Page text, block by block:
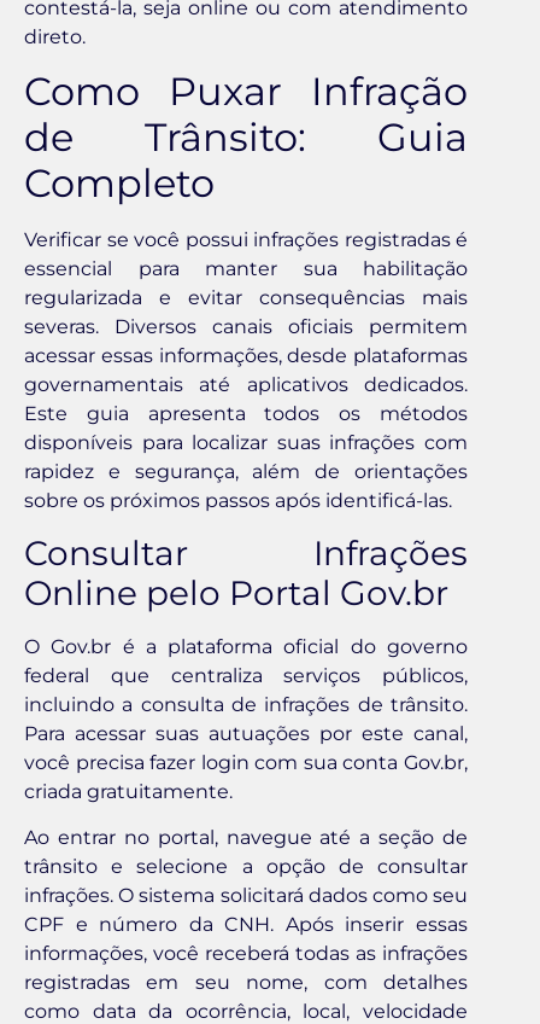
contestá-la, seja online ou com atendimento
direto.
Como Puxar Infração
de Trânsito: Guia
Completo
Verificar se você possui infrações registradas é
essencial para manter sua habilitação
regularizada e evitar consequências mais
severas. Diversos canais oficiais permitem
acessar essas informações, desde plataformas
governamentais até aplicativos dedicados.
Este guia apresenta todos os métodos
disponíveis para localizar suas infrações com
rapidez e segurança, além de orientações
sobre os próximos passos após identificá-las.
Consultar Infrações
Online pelo Portal Gov.br
O Gov.br é a plataforma oficial do governo
federal que centraliza serviços públicos,
incluindo a consulta de infrações de trânsito.
Para acessar suas autuações por este canal,
você precisa fazer login com sua conta Gov.br,
criada gratuitamente.
Ao entrar no portal, navegue até a seção de
trânsito e selecione a opção de consultar
infrações. O sistema solicitará dados como seu
CPF e número da CNH. Após inserir essas
informações, você receberá todas as infrações
registradas em seu nome, com detalhes
como data da ocorrência, local, velocidade